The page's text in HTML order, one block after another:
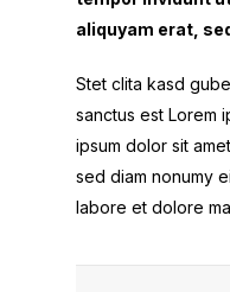
aliquyam erat,
Stet clita kasd
sanctus est Lorem
ipsum dolor sit
sed diam nonumy
labore et dolore